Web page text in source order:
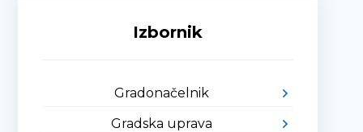
Izbornik
Gradonačelnik
Gradska uprava